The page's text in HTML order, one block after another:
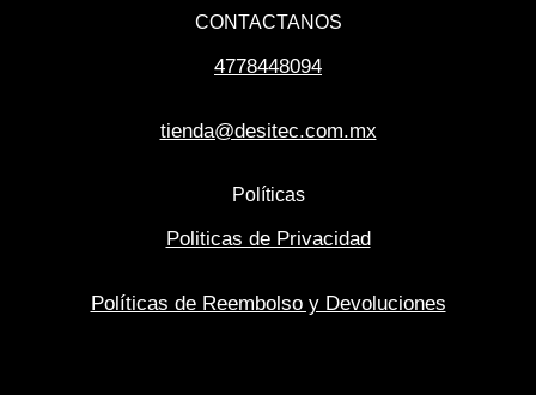
CONTACTANOS
4778448094
tienda@desitec.com.mx
Políticas
Politicas de Privacidad
Políticas de Reembolso y Devoluciones